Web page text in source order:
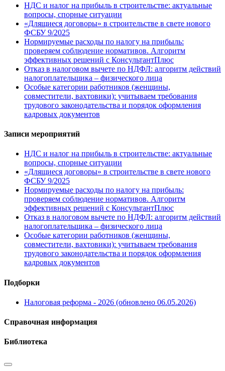
НДС и налог на прибыль в строительстве: актуальные
вопросы, спорные ситуации
«Длящиеся договоры» в строительстве в свете нового
ФСБУ 9/2025
Нормируемые расходы по налогу на прибыль:
проверяем соблюдение нормативов. Алгоритм
эффективных решений с КонсультантПлюс
Отказ в налоговом вычете по НДФЛ: алгоритм действий
налогоплательщика – физического лица
Особые категории работников (женщины,
совместители, вахтовики): учитываем требования
трудового законодательства и порядок оформления
кадровых документов
Записи мероприятий
НДС и налог на прибыль в строительстве: актуальные
вопросы, спорные ситуации
«Длящиеся договоры» в строительстве в свете нового
ФСБУ 9/2025
Нормируемые расходы по налогу на прибыль:
проверяем соблюдение нормативов. Алгоритм
эффективных решений с КонсультантПлюс
Отказ в налоговом вычете по НДФЛ: алгоритм действий
налогоплательщика – физического лица
Особые категории работников (женщины,
совместители, вахтовики): учитываем требования
трудового законодательства и порядок оформления
кадровых документов
Подборки
Налоговая реформа - 2026 (обновлено 06.05.2026)
Справочная информация
Библиотека